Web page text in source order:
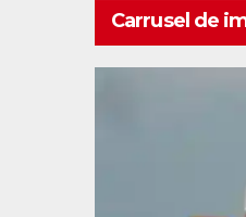
Carrusel de